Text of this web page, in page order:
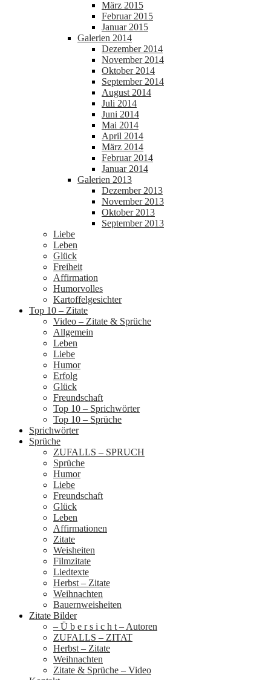
März 2015
Februar 2015
Januar 2015
Galerien 2014
Dezember 2014
November 2014
Oktober 2014
September 2014
August 2014
Juli 2014
Juni 2014
Mai 2014
April 2014
März 2014
Februar 2014
Januar 2014
Galerien 2013
Dezember 2013
November 2013
Oktober 2013
September 2013
Liebe
Leben
Glück
Freiheit
Affirmation
Humorvolles
Kartoffelgesichter
Top 10 – Zitate
Video – Zitate & Sprüche
Allgemein
Leben
Liebe
Humor
Erfolg
Glück
Freundschaft
Top 10 – Sprichwörter
Top 10 – Sprüche
Sprichwörter
Sprüche
ZUFALLS – SPRUCH
Sprüche
Humor
Liebe
Freundschaft
Glück
Leben
Affirmationen
Zitate
Weisheiten
Filmzitate
Liedtexte
Herbst – Zitate
Weihnachten
Bauernweisheiten
Zitate Bilder
– Ü b e r s i c h t – Autoren
ZUFALLS – ZITAT
Herbst – Zitate
Weihnachten
Zitate & Sprüche – Video